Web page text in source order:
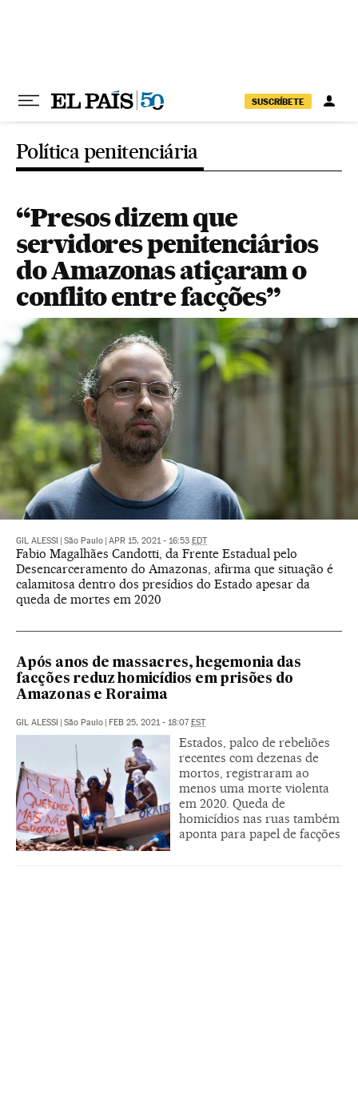
SUSCRÍBETE
Política penitenciária
“Presos dizem que
servidores penitenciários
do Amazonas atiçaram o
conflito entre facções”
GIL ALESSI São Paulo APR 15, 2021 - 16:53 EDT
Fabio Magalhães Candotti, da Frente Estadual pelo
Desencarceramento do Amazonas, afirma que situação é
calamitosa dentro dos presídios do Estado apesar da
queda de mortes em 2020
Após anos de massacres, hegemonia das
facções reduz homicídios em prisões do
Amazonas e Roraima
GIL ALESSI São Paulo FEB 25, 2021 - 18:07 EST
Estados, palco de rebeliões
recentes com dezenas de
mortos, registraram ao
menos uma morte violenta
em 2020. Queda de
homicídios nas ruas também
aponta para papel de facções